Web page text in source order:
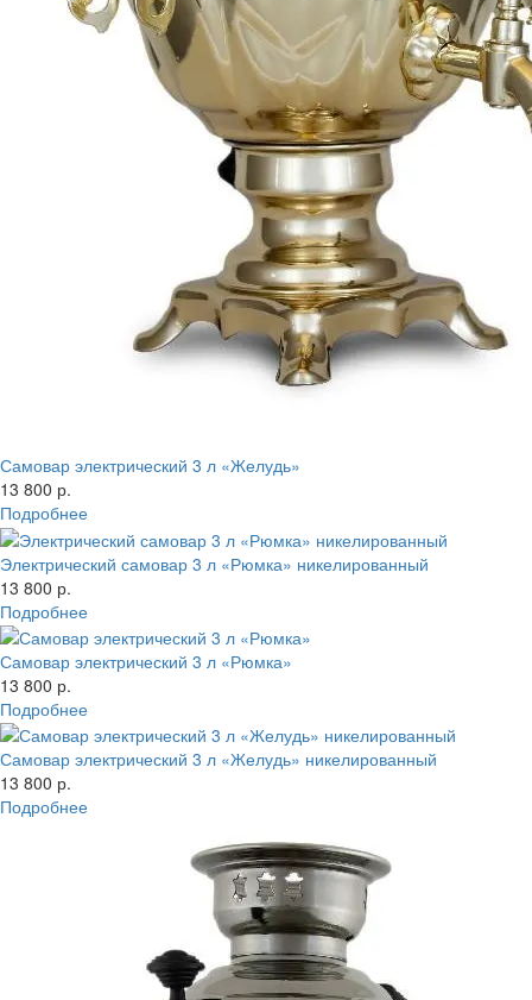
Самовар электрический 3 л «Желудь»
13 800 р.
Подробнее
Электрический самовар 3 л «Рюмка» никелированный
13 800 р.
Подробнее
Самовар электрический 3 л «Рюмка»
13 800 р.
Подробнее
Самовар электрический 3 л «Желудь» никелированный
13 800 р.
Подробнее